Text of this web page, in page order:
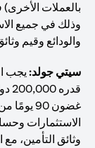
وذلك في جميع
والودائع وقيم
سيتي جولد: يجب
غضون 90
الاستثمارات
وثائق التأمين،